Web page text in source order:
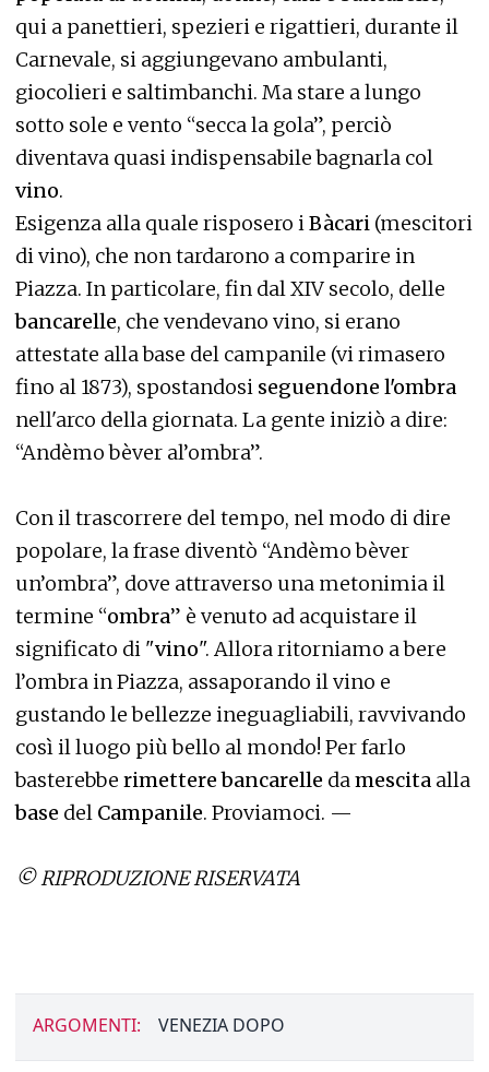
qui a panettieri, spezieri e rigattieri, durante il
Carnevale, si aggiungevano ambulanti,
giocolieri e saltimbanchi. Ma stare a lungo
sotto sole e vento “secca la gola”, perciò
diventava quasi indispensabile bagnarla col
vino.
Esigenza alla quale risposero iBàcari (mescitori
di vino), che non tardarono a comparire in
Piazza. In particolare, fin dal XIV secolo, delle
bancarelle, che vendevano vino, si erano
attestate alla base del campanile (vi rimasero
fino al 1873), spostandosi seguendone l'ombra
nell'arco della giornata. La gente iniziò a dire:
“Andèmo bèver al’ombra”.
Con il trascorrere del tempo, nel modo di dire
popolare, la frase diventò “Andèmo bèver
un’ombra”, dove attraverso una metonimia il
termine “ombra” è venuto ad acquistare il
significato di "vino". Allora ritorniamo a bere
l’ombra in Piazza, assaporando il vino e
gustando le bellezze ineguagliabili, ravvivando
così il luogo più bello al mondo! Per farlo
basterebbe rimettere bancarelle damescita alla
base del Campanile. Proviamoci. —
© RIPRODUZIONE RISERVATA
ARGOMENTI: VENEZIA DOPO